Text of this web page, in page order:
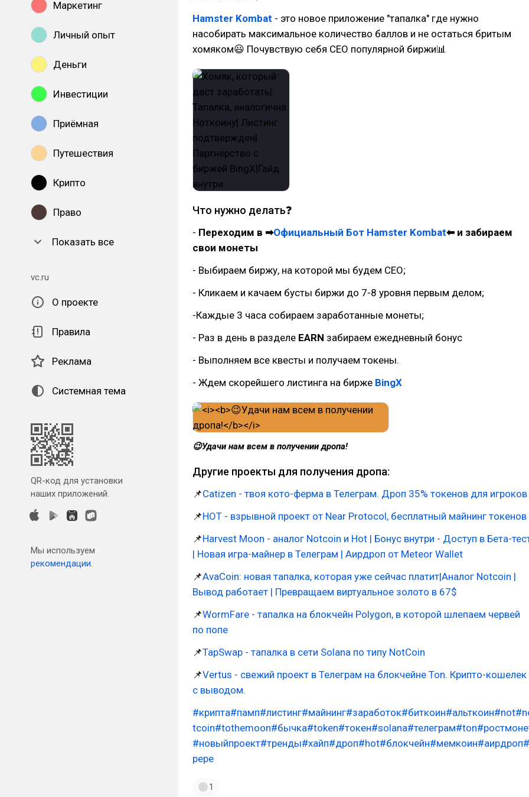
Маркетинг
Личный опыт
Деньги
Инвестиции
Приёмная
Путешествия
Крипто
Право
Показать все
vc.ru
О проекте
Правила
Реклама
Системная тема
QR-код для установки
наших приложений.
Мы используем
рекомендации.
Hamster Kombat - это новое приложение "тапалка" где нужно
насобирать максимальное количество баллов и не остаться бритым
хомяком😃 Почувствую себя CEO популярной биржи📊
Что нужно делать❓
- Переходим в ➡Официальный Бот Hamster Kombat⬅ и забираем
свои монеты
- Выбираем биржу, на которой мы будем CEO;
- Кликаем и качаем бусты биржи до 7-8 уровня первым делом;
-Каждые 3 часа собираем заработанные монеты;
- Раз в день в разделе EARN забираем ежедневный бонус
- Выполняем все квесты и получаем токены.
- Ждем скорейшего листинга на бирже BingX
😉Удачи нам всем в получении дропа!
Другие проекты для получения дропа:
📌Catizen - твоя кото-ферма в Телеграм. Дроп 35% токенов для игроков
📌HOT - взрывной проект от Near Protocol, бесплатный майнинг токенов
📌Harvest Moon - аналог Notcoin и Hot | Бонус внутри - Доступ в Бета-
| Новая игра-майнер в Телеграм | Аирдроп от Meteor Wallet
📌AvaCoin: новая тапалка, которая уже сейчас платит|Аналог Notcoin |
Вывод работает | Превращаем виртуальное золото в 67$
📌WormFare - тапалка на блокчейн Polygon, в которой шлепаем червей
по попе
📌TapSwap - тапалка в сети Solana по типу NotCoin
📌Vertus - свежий проект в Телеграм на блокчейне Ton. Крипто-кошелек
с выводом.
#крипта#памп#листинг#майнинг#заработок#биткоин#альткоин#not
tcoin#tothemoon#бычка#token#токен#solana#телеграм#ton
#новыйпроект#тренды#хайп#дроп#hot#блокчейн#мемкоин#аирдроп#
pepe
1